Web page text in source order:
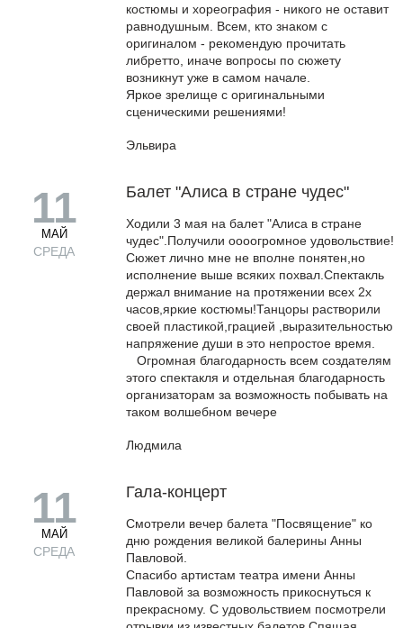
костюмы и хореография - никого не оставит
равнодушным. Всем, кто знаком с
оригиналом - рекомендую прочитать
либретто, иначе вопросы по сюжету
возникнут уже в самом начале.
Яркое зрелище с оригинальными
сценическими решениями!
Эльвира
11
МАЙ
СРЕДА
Балет "Алиса в стране чудес"
Ходили 3 мая на балет "Алиса в стране
чудес".Получили оооогромное удовольствие!
Сюжет лично мне не вполне понятен,но
исполнение выше всяких похвал.Спектакль
держал внимание на протяжении всех 2х
часов,яркие костюмы!Танцоры растворили
своей пластикой,грацией ,выразительностью
напряжение души в это непростое время.
Огромная благодарность всем создателям
этого спектакля и отдельная благодарность
организаторам за возможность побывать на
таком волшебном вечере
Людмила
11
МАЙ
СРЕДА
Гала-концерт
Cмотрели вечер балета "Посвящение" ко
дню рождения великой балерины Анны
Павловой.
Спасибо артистам театра имени Анны
Павловой за возможность прикоснуться к
прекрасному. С удовольствием посмотрели